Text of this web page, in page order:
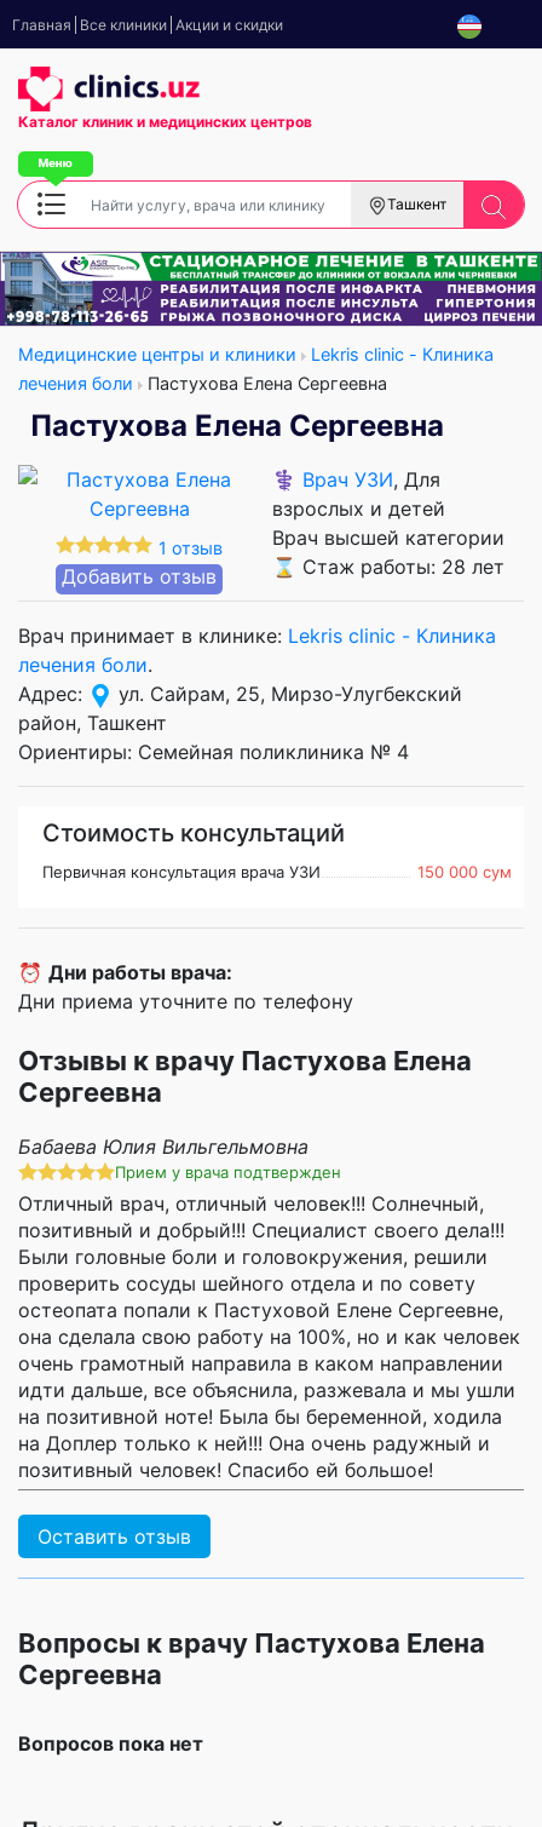
Главная Все клиники Акции и скидки
Каталог клиник и медицинских центров
Ташкент
Медицинские центры и клиники
Lekris clinic - Клиника
лечения боли
Пастухова Елена Сергеевна
Пастухова Елена Сергеевна
1 отзыв
Добавить отзыв
⚕️ Врач УЗИ, Для
взрослых и детей
Врач высшей категории
⌛ Стаж работы: 28 лет
Врач принимает в клинике: Lekris clinic - Клиника
лечения боли.
Адрес:
ул. Сайрам, 25, Мирзо-Улугбекский
район, Ташкент
Ориентиры: Семейная поликлиника № 4
Стоимость консультаций
Первичная консультация врача УЗИ 150 000 сум
⏰ Дни работы врача:
Дни приема уточните по телефону
Отзывы к врачу Пастухова Елена
Сергеевна
Бабаева Юлия Вильгельмовна
Прием у врача подтвержден
Отличный врач, отличный человек!!! Солнечный,
позитивный и добрый!!! Специалист своего дела!!!
Были головные боли и головокружения, решили
проверить сосуды шейного отдела и по совету
остеопата попали к Пастуховой Елене Сергеевне,
она сделала свою работу на 100%, но и как человек
очень грамотный направила в каком направлении
идти дальше, все объяснила, разжевала и мы ушли
на позитивной ноте! Была бы беременной, ходила
на Доплер только к ней!!! Она очень радужный и
позитивный человек! Спасибо ей большое!
Оставить отзыв
Вопросы к врачу Пастухова Елена
Сергеевна
Вопросов пока нет